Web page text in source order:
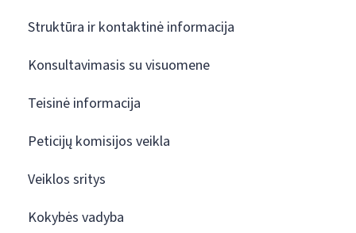
Struktūra ir kontaktinė informacija
Konsultavimasis su visuomene
Teisinė informacija
Peticijų komisijos veikla
Veiklos sritys
Kokybės vadyba